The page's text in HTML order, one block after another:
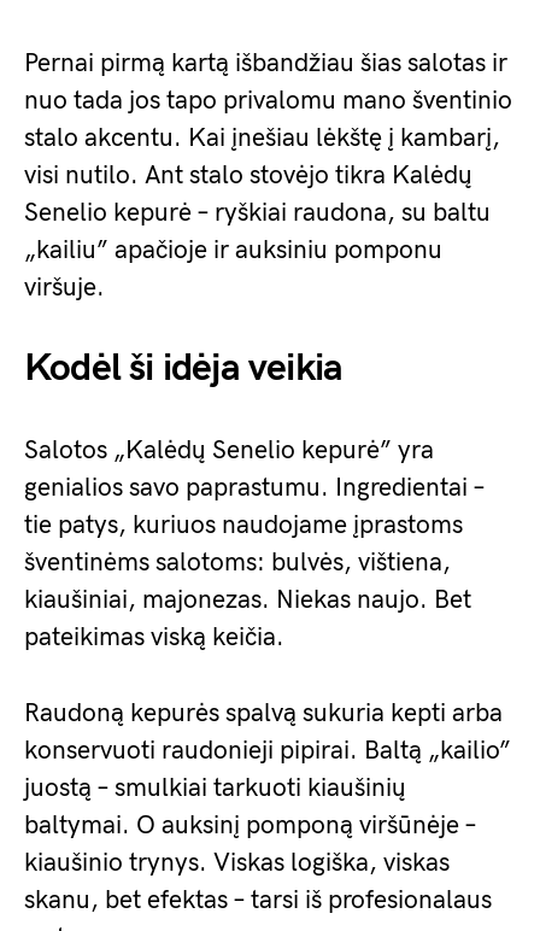
Pernai pirmą kartą išbandžiau šias salotas ir
nuo tada jos tapo privalomu mano šventinio
stalo akcentu. Kai įnešiau lėkštę į kambarį,
visi nutilo. Ant stalo stovėjo tikra Kalėdų
Senelio kepurė – ryškiai raudona, su baltu
„kailiu” apačioje ir auksiniu pomponu
viršuje.
Kodėl ši idėja veikia
Salotos „Kalėdų Senelio kepurė” yra
genialios savo paprastumu. Ingredientai –
tie patys, kuriuos naudojame įprastoms
šventinėms salotoms: bulvės, vištiena,
kiaušiniai, majonezas. Niekas naujo. Bet
pateikimas viską keičia.
Raudoną kepurės spalvą sukuria kepti arba
konservuoti raudonieji pipirai. Baltą „kailio”
juostą – smulkiai tarkuoti kiaušinių
baltymai. O auksinį pomponą viršūnėje –
kiaušinio trynys. Viskas logiška, viskas
skanu, bet efektas – tarsi iš profesionalaus